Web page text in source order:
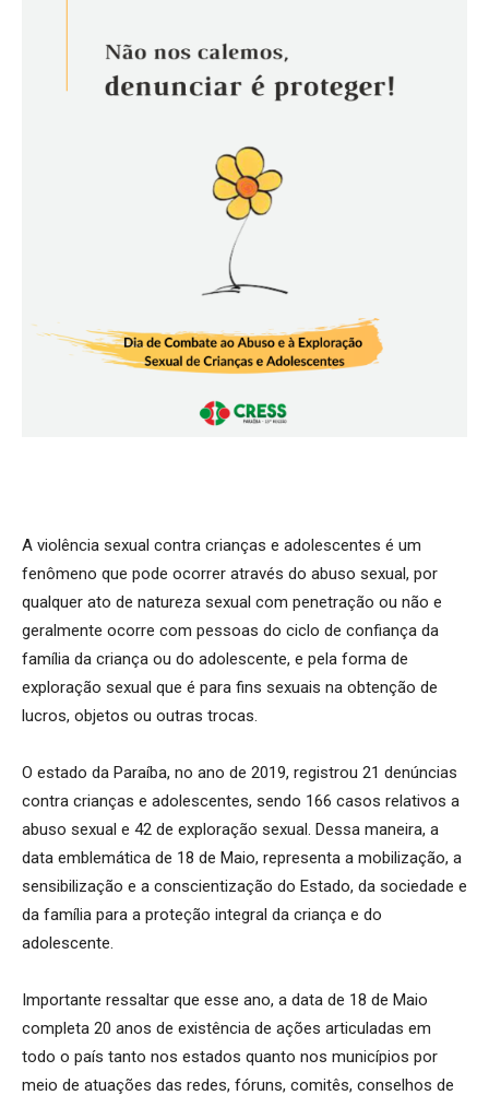
A violência sexual contra crianças e adolescentes é um
fenômeno que pode ocorrer através do abuso sexual, por
qualquer ato de natureza sexual com penetração ou não e
geralmente ocorre com pessoas do ciclo de confiança da
família da criança ou do adolescente, e pela forma de
exploração sexual que é para fins sexuais na obtenção de
lucros, objetos ou outras trocas.
O estado da Paraíba, no ano de 2019, registrou 21 denúncias
contra crianças e adolescentes, sendo 166 casos relativos a
abuso sexual e 42 de exploração sexual. Dessa maneira, a
data emblemática de 18 de Maio, representa a mobilização, a
sensibilização e a conscientização do Estado, da sociedade e
da família para a proteção integral da criança e do
adolescente.
Importante ressaltar que esse ano, a data de 18 de Maio
completa 20 anos de existência de ações articuladas em
todo o país tanto nos estados quanto nos municípios por
meio de atuações das redes, fóruns, comitês, conselhos de